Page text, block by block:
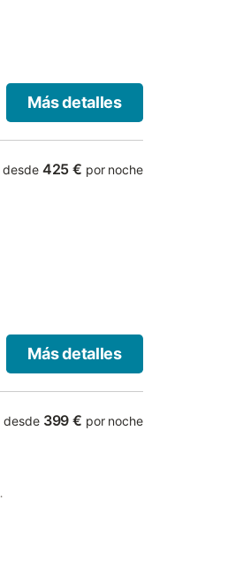
Más detalles
desde 425 € por noche
Más detalles
desde 399 € por noche